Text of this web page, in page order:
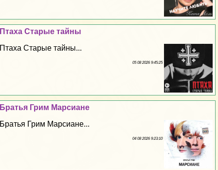
Птаха Старые тайны
Птаха Старые тайны...
05 08 2026 9:45:25
Братья Грим Марсиане
Братья Грим Марсиане...
04 08 2026 9:23:10